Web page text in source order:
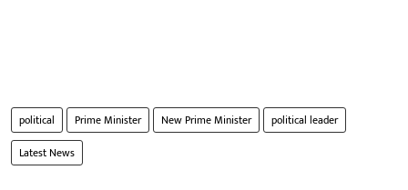
political Prime Minister New Prime Minister
political leader
Latest News